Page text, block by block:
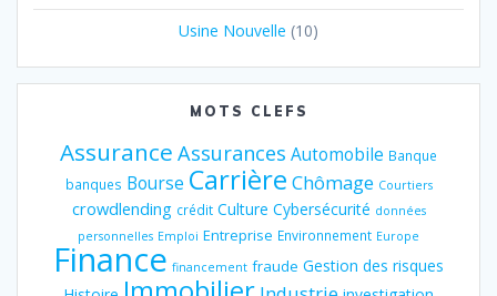
Usine Nouvelle (10)
MOTS CLEFS
Assurance Assurances Automobile Banque
banques Bourse Carrière Chômage Courtiers
crowdlending crédit Culture Cybersécurité données
personnelles Emploi Entreprise Environnement Europe
Finance financement fraude Gestion des risques